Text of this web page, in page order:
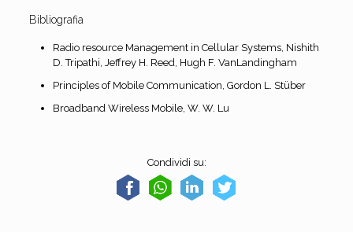
Bibliografia
Radio resource Management in Cellular Systems, Nishith
D. Tripathi, Jeffrey H. Reed, Hugh F. VanLandingham
Principles of Mobile Communication, Gordon L. Stüber
Broadband Wireless Mobile, W. W. Lu
Condividi su: